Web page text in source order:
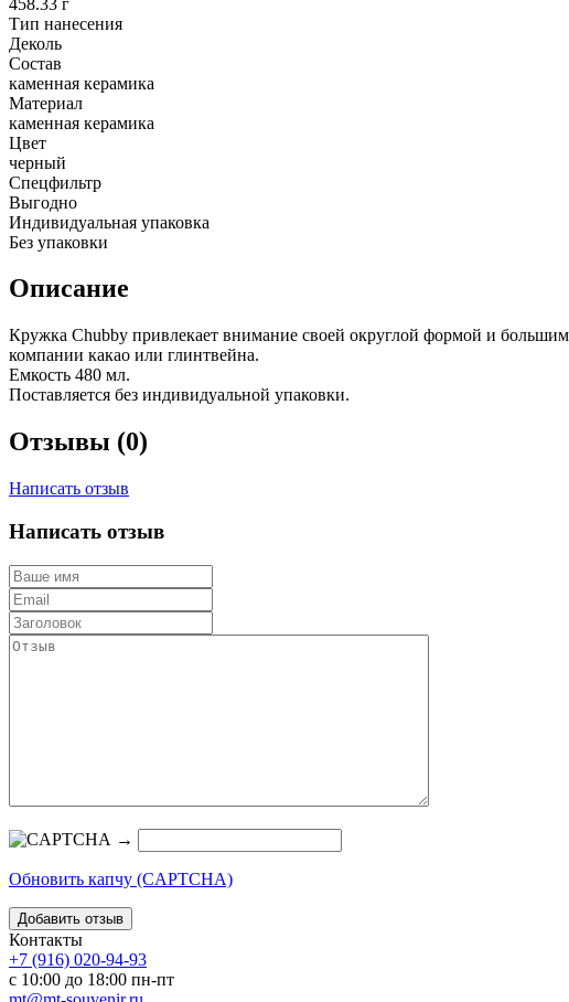
Тип нанесения
Деколь
Состав
каменная керамика
Материал
каменная керамика
Цвет
черный
Спецфильтр
Выгодно
Индивидуальная упаковка
Без упаковки
Описание
Кружка Chubby привлекает внимание своей округлой формой и
компании какао или глинтвейна.
Емкость 480 мл.
Поставляется без индивидуальной упаковки.
Отзывы (0)
Написать отзыв
Написать отзыв
→
Обновить капчу (CAPTCHA)
Контакты
+7 (916) 020-94-93
с 10:00 до 18:00 пн-пт